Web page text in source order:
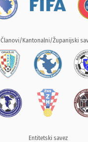
Članovi/Kantonalni/Županijski
Entitetski savez